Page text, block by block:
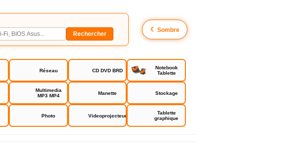
☾ Sombre
Réseau CD DVD BRD
Notebook
Tablette
Multimedia
MP3 MP4
Manette Stockage
Photo Videoprojecteur
Tablette
graphique